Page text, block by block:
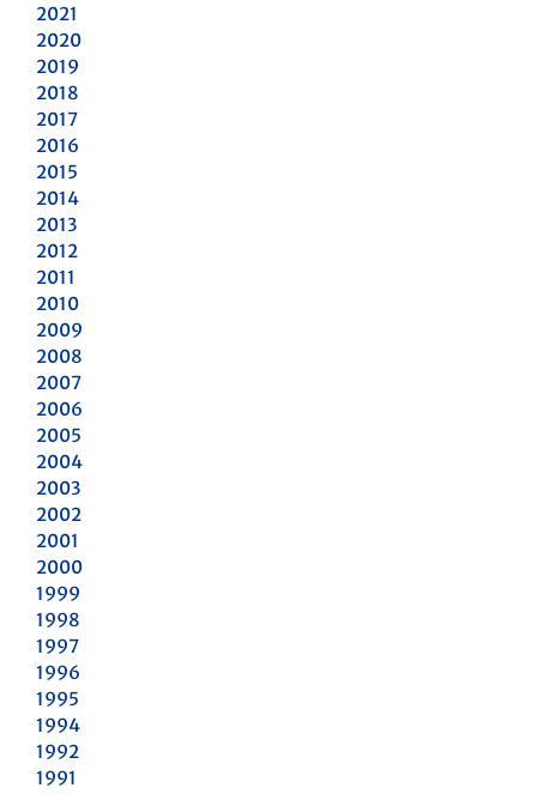
2021
2020
2019
2018
2017
2016
2015
2014
2013
2012
2011
2010
2009
2008
2007
2006
2005
2004
2003
2002
2001
2000
1999
1998
1997
1996
1995
1994
1992
1991